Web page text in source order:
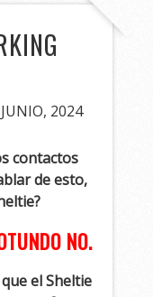
2024
contactos
de esto,
NO.
el Sheltie